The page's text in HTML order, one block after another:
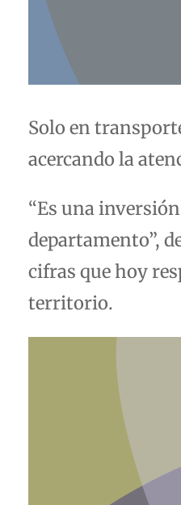
Solo en
acercando la
“Es una
departamento”,
cifras que hoy
territorio.